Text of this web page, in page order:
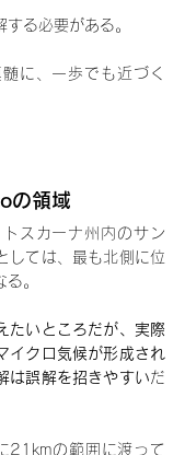
る必要がある。
に、一歩でも近づく
の領域
スカーナ州内のサン
しては、最も北側に位
。
たいところだが、実際
イクロ気候が形成され
は誤解を招きやすいだ
21kmの範囲に渡って